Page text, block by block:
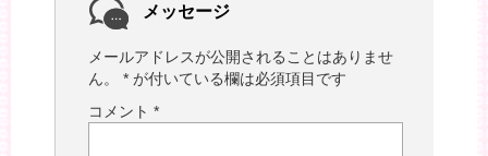
メッセージ
メールアドレスが公開されることはありませ
ん。
* が付いている欄は必須項目です
コメント *